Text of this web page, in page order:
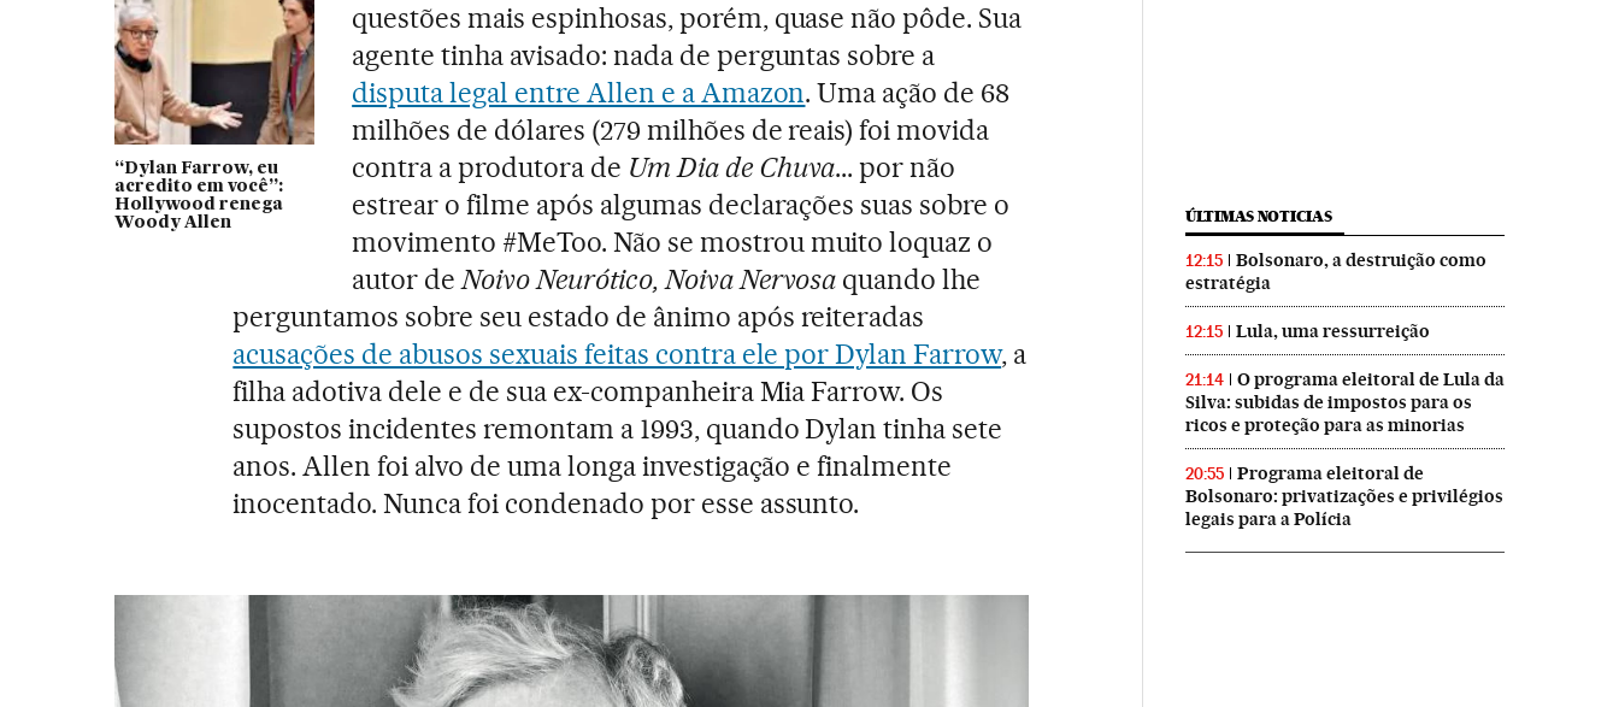
“Dylan Farrow, eu
acredito em você”:
Hollywood renega
Woody Allen
questões mais espinhosas, porém, quase não pôde. Sua
agente tinha avisado: nada de perguntas sobre a
disputa legal entre Allen e a Amazon. Uma ação de 68
milhões de dólares (279 milhões de reais) foi movida
contra a produtora de Um Dia de Chuva... por não
estrear o filme após algumas declarações suas sobre o
movimento #MeToo. Não se mostrou muito loquaz o
autor deNoivo Neurótico, Noiva Nervosa quando lhe
perguntamos sobre seu estado de ânimo após reiteradas
acusações de abusos sexuais feitas contra ele por Dylan Farrow, a
filha adotiva dele e de sua ex-companheira Mia Farrow. Os
supostos incidentes remontam a 1993, quando Dylan tinha sete
anos. Allen foi alvo de uma longa investigação e finalmente
inocentado. Nunca foi condenado por esse assunto.
ÚLTIMAS NOTICIAS
12:15
Bolsonaro, a destruição como
estratégia
12:15 Lula, uma ressurreição
21:14
O programa eleitoral de Lula da
Silva: subidas de impostos para os
ricos e proteção para as minorias
20:55
Programa eleitoral de
Bolsonaro: privatizações e privilégios
legais para a Polícia